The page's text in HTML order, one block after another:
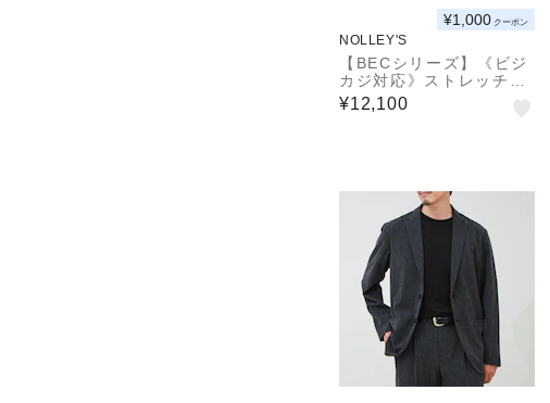
¥1,000 クーポン
NOLLEY'S
【BECシリーズ】《ビジ
カジ対応》ストレッチチ
ノトラウザーズ 26AW
¥12,100